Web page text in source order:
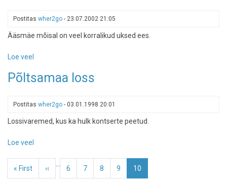
Postitas wher2go - 23.07.2002 21:05
Ääsmäe mõisal on veel korralikud uksed ees.
Loe veel
mõisa
Põltsamaa loss
Postitas wher2go - 03.01.1998 20:01
Lossivaremed, kus ka hulk kontserte peetud.
Loe veel
Pagination
Esimene
« First
Eelmine
‹‹ Page
6 Page
7 Page
8 Page
9
Eesolev
10